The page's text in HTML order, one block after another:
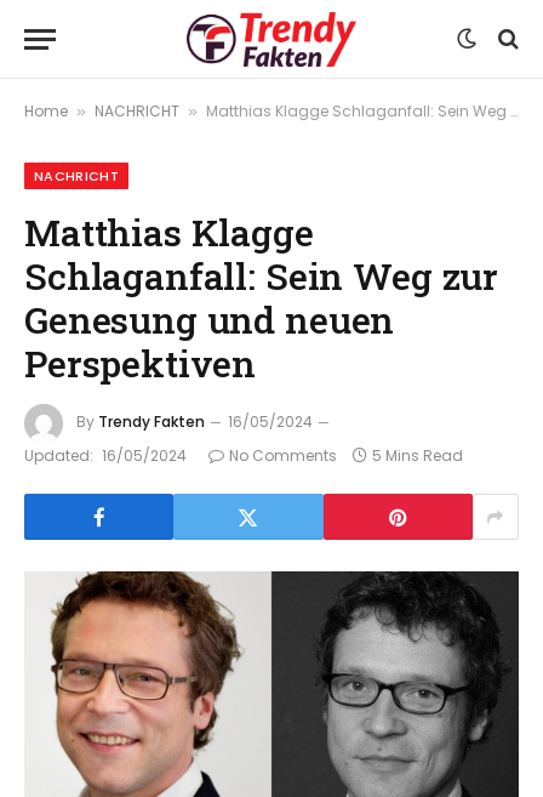
Home » NACHRICHT » Matthias Klagge Schlaganfall: Sein Weg zur Genesung und neuen Perspektiven
NACHRICHT
Matthias Klagge
Schlaganfall: Sein Weg zur
Genesung und neuen
Perspektiven
By Trendy Fakten
16/05/2024
Updated: 16/05/2024 No Comments 5 Mins Read